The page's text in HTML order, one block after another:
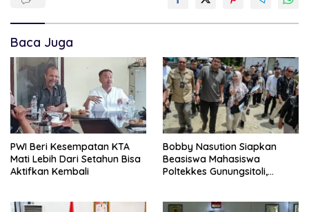
Baca Juga
PWI Beri Kesempatan KTA
Mati Lebih Dari Setahun Bisa
Aktifkan Kembali
Bobby Nasution Siapkan
Beasiswa Mahasiswa
Poltekkes Gunungsitoli,